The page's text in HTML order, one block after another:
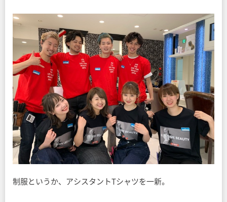
制服というか、アシスタントTシャツを一新。